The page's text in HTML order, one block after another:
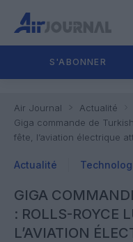
S'ABONNER
Air Journal
Actualité
Giga commande de
fête, l’aviation électrique
Actualité
GIGA
: ROLLS-ROYCE
L’AVIATION